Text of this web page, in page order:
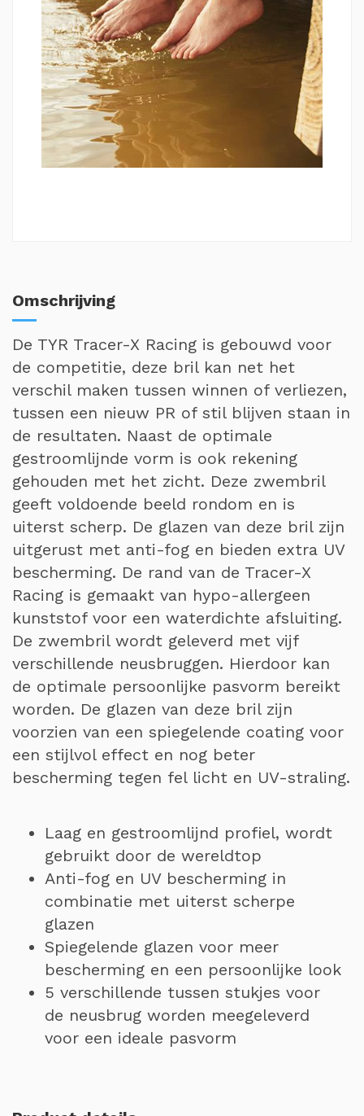
Omschrijving
De TYR Tracer-X Racing is gebouwd voor
de competitie, deze bril kan net het
verschil maken tussen winnen of verliezen,
tussen een nieuw PR of stil blijven staan in
de resultaten. Naast de optimale
gestroomlijnde vorm is ook rekening
gehouden met het zicht. Deze zwembril
geeft voldoende beeld rondom en is
uiterst scherp. De glazen van deze bril zijn
uitgerust met anti-fog en bieden extra UV
bescherming. De rand van de Tracer-X
Racing is gemaakt van hypo-allergeen
kunststof voor een waterdichte afsluiting.
De zwembril wordt geleverd met vijf
verschillende neusbruggen. Hierdoor kan
de optimale persoonlijke pasvorm bereikt
worden. De glazen van deze bril zijn
voorzien van een spiegelende coating voor
een stijlvol effect en nog beter
bescherming tegen fel licht en UV-straling.
Laag en gestroomlijnd profiel, wordt
gebruikt door de wereldtop
Anti-fog en UV bescherming in
combinatie met uiterst scherpe
glazen
Spiegelende glazen voor meer
bescherming en een persoonlijke look
5 verschillende tussen stukjes voor
de neusbrug worden meegeleverd
voor een ideale pasvorm